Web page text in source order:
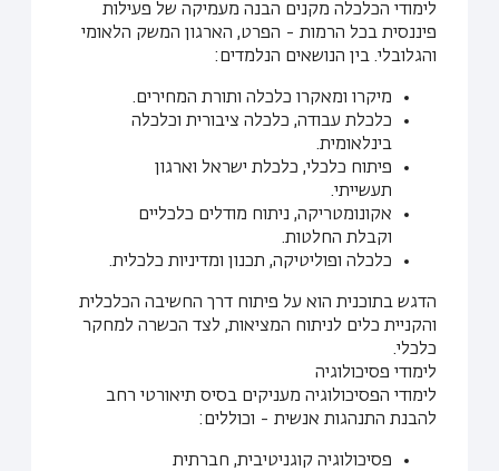
לימודי הכלכלה מקנים הבנה מעמיקה של פעילות
פיננסית בכל הרמות - הפרט, הארגון המשק הלאומי
והגלובלי. בין הנושאים הנלמדים:
מיקרו ומאקרו כלכלה ותורת המחירים.
כלכלת עבודה, כלכלה ציבורית וכלכלה
בינלאומית.
פיתוח כלכלי, כלכלת ישראל וארגון
תעשייתי.
אקונומטריקה, ניתוח מודלים כלכליים
וקבלת החלטות.
כלכלה ופוליטיקה, תכנון ומדיניות כלכלית.
הדגש בתוכנית הוא על פיתוח דרך החשיבה הכלכלית
והקניית כלים לניתוח המציאות, לצד הכשרה למחקר
כלכלי.
לימודי פסיכולוגיה
לימודי הפסיכולוגיה מעניקים בסיס תיאורטי רחב
להבנת התנהגות אנשית - וכוללים:
פסיכולוגיה קוגניטיבית, חברתית